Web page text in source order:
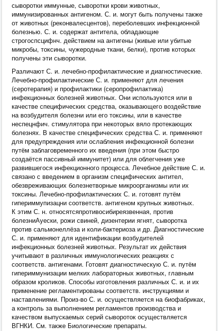
сыворотки иммунные, сыворотки крови животных,
иммунизированных антигеном. С. и. могут быть получены также
от животных (реконвалесцентов), переболевших инфекционной
болезнью. С. и. содержат антитела, обладающие
строгоспсцифнч. действием на антигены (живые или убитые
микробы, токсины, чужеродные ткани, белки), против которых
получены эти сыворотки.
Различают С. и. лечебно-профилактические и диагностические.
Лечебно-профилактические С. и. применяют для лечения
(серотерапия) и профилактики (серопрофилактика)
инфекционных болезней животных. Они используются или в
качестве специфических средства, оказывающего воздействие
на возбудителя болезни или его токсины, или в качестве
неспецнфич. стимулятора при некоторых вяло протекающих
болезнях. В качестве специфических средства С. и. применяют
для предупреждения или ослабления инфекционной болезни
путём заблаговременного их введения (при этом быстро
создаётся пассивный иммунитет) или для облегчения уже
развившегося инфекционного процесса. Лечебное действие С. и.
связано с введением в организм специфических антител,
обезвреживающих болезнетворные микроорганизмы или их
токсины. Лечебно-профилактических С. и. готовят путём
гипериммупизацни соответств. антигеном крупных животных.
К этим С. н. относятсяпротивосибиреязвенная, против
болезниАуески, рожи свиней, дизентерии ягнят, сыворотка
против сальмонеллёза и коли-бактериоза и др. Диагностические
С. и. применяют для идентификации возбудителей
инфекционных болезней животных. Результат их действия
учитывают в различных иммунологических реакциях с
соответств. антигенами. Готовят диагностическую С. и. путём
гипериммунизации мелких лабораторных животных, главным
образом кроликов. Способы изготовления различных С. и. и их
применение регламентированы соответств. инструкциями и
наставлениями. Произ-во С. и. осуществляется на биофабриках,
а контроль за выполнением регламентов производства и
качеством выпускаемых серий сывороток осуществляется
ВГНКИ. См. также Биологические препараты.